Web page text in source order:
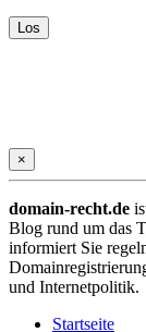
×
domain-recht.de
Blog rund um das
informiert Sie
und Internetpolitik.
Startseite